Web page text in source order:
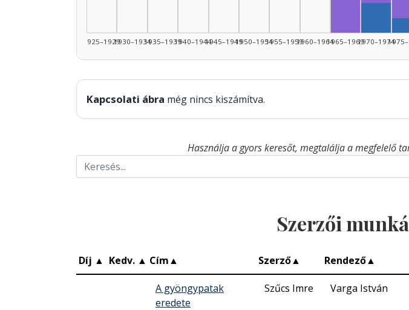
1925–19291930–19341935–19391940–19441945–19491950–19541955–19591960–19641965–19691970–1974
Kapcsolati ábra még nincs kiszámítva.
Használja a gyors keresőt, megtalálja a megfelelő
Szerzői
Díj ▲ Kedv. ▲ Cím▲ Szerző▲ Rendező▲
A gyöngypatak
eredete
Szűcs Imre Varga István